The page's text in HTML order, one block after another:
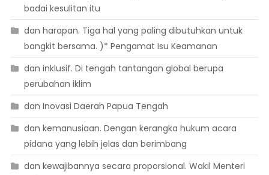
badai kesulitan itu
dan harapan. Tiga hal yang paling dibutuhkan untuk
bangkit bersama. )* Pengamat Isu Keamanan
dan inklusif. Di tengah tantangan global berupa
perubahan iklim
dan Inovasi Daerah Papua Tengah
dan kemanusiaan. Dengan kerangka hukum acara
pidana yang lebih jelas dan berimbang
dan kewajibannya secara proporsional. Wakil Menteri